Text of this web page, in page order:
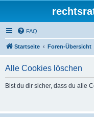
FAQ
Startseite Foren-Übersicht
Alle Cookies löschen
Bist du dir sicher, dass du alle